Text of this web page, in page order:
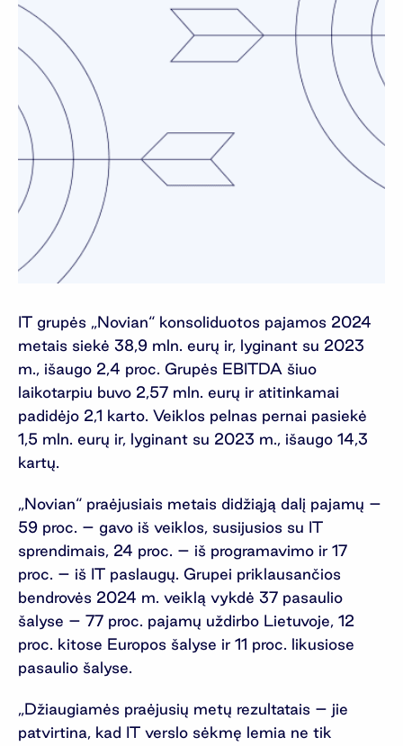
IT grupės „Novian“ konsoliduotos pajamos 2024
metais siekė 38,9 mln. eurų ir, lyginant su 2023
m., išaugo 2,4 proc. Grupės EBITDA šiuo
laikotarpiu buvo 2,57 mln. eurų ir atitinkamai
padidėjo 2,1 karto. Veiklos pelnas pernai pasiekė
1,5 mln. eurų ir, lyginant su 2023 m., išaugo 14,3
kartų.
„Novian“ praėjusiais metais didžiąją dalį pajamų –
59 proc. – gavo iš veiklos, susijusios su IT
sprendimais, 24 proc. – iš programavimo ir 17
proc. – iš IT paslaugų. Grupei priklausančios
bendrovės 2024 m. veiklą vykdė 37 pasaulio
šalyse – 77 proc. pajamų uždirbo Lietuvoje, 12
proc. kitose Europos šalyse ir 11 proc. likusiose
pasaulio šalyse.
„Džiaugiamės praėjusių metų rezultatais – jie
patvirtina, kad IT verslo sėkmę lemia ne tik